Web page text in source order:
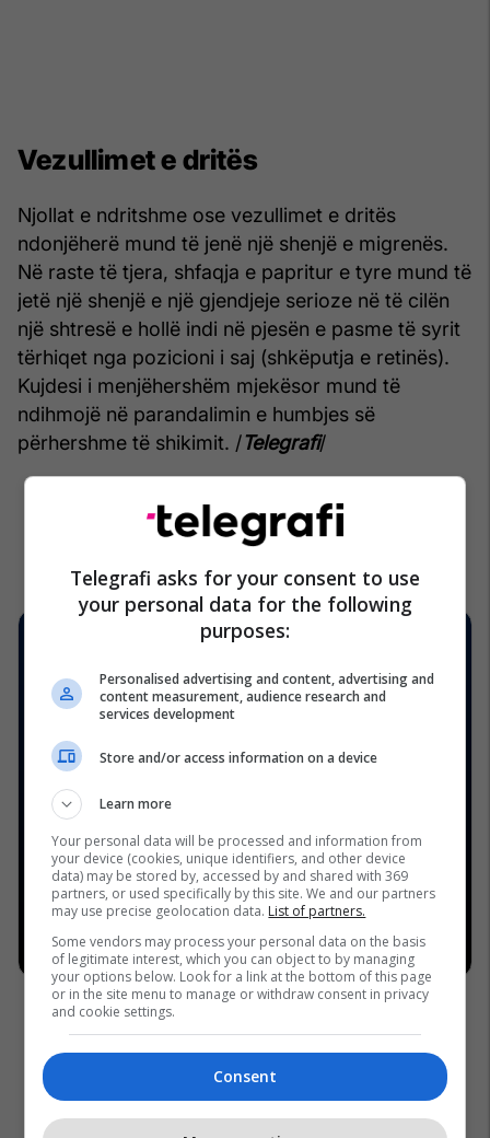
Vezullimet e dritës
Njollat e ndritshme ose vezullimet e dritës
ndonjëherë mund të jenë një shenjë e migrenës.
Në raste të tjera, shfaqja e papritur e tyre mund të
jetë një shenjë e një gjendjeje serioze në të cilën
një shtresë e hollë indi në pjesën e pasme të syrit
tërhiqet nga pozicioni i saj (shkëputja e retinës).
Kujdesi i menjëhershëm mjekësor mund të
ndihmojë në parandalimin e humbjes së
përhershme të shikimit. /Telegrafi/
Telegrafi asks for your consent to use
your personal data for the following
purposes:
Personalised advertising and content, advertising and
content measurement, audience research and
services development
Store and/or access information on a device
Learn more
Your personal data will be processed and information from
your device (cookies, unique identifiers, and other device
data) may be stored by, accessed by and shared with 369
partners, or used specifically by this site. We and our partners
may use precise geolocation data. List of partners.
Some vendors may process your personal data on the basis
of legitimate interest, which you can object to by managing
your options below. Look for a link at the bottom of this page
or in the site menu to manage or withdraw consent in privacy
and cookie settings.
Consent